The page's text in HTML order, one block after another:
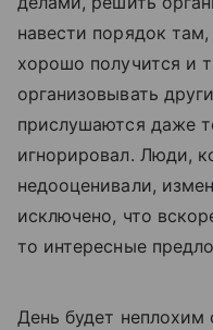
навести порядок
хорошо получится и
организовывать
прислушаются даже
игнорировал. Люди,
недооценивали,
исключено, что
то интересные
День будет неплохим